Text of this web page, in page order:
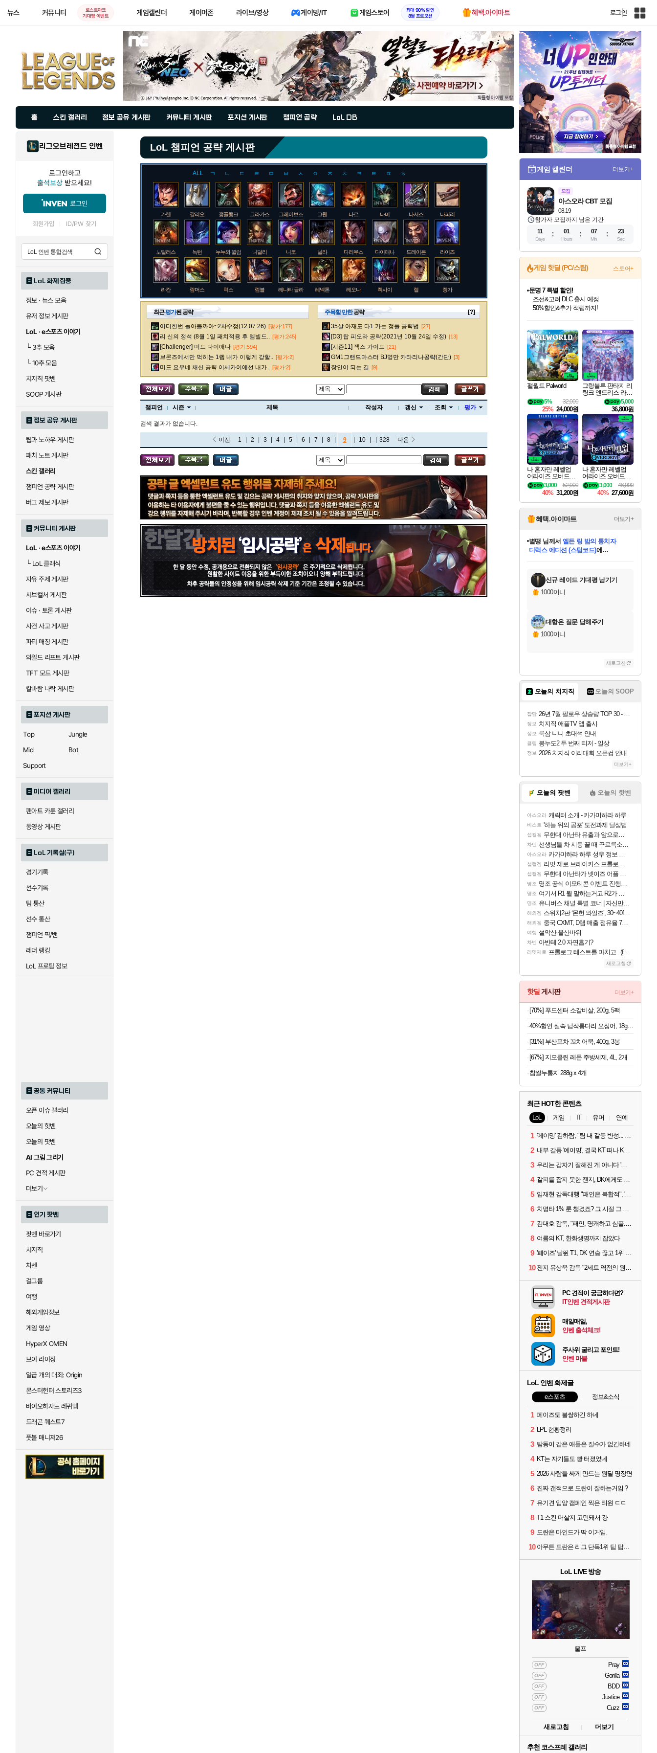
뉴스 커뮤니티
로스트아크
기대평 이벤트
게임캘린더 게이머존 라이브/영상 게이밍/IT 게임스토어
최대 90% 할인
8월 프로모션
혜택.아이마트 로그인
인
전
사
이
트
홈 스킨 갤러리 정보 공유 게시판 커뮤니티 게시판 포지션 게시판 챔피언 공략 LoL DB
리그오브레전드 인벤
로그인하고
출석보상 받으세요!
로그인
회원가입 ID/PW 찾기
LoL 화제 집중
정보 · 뉴스 모음
유저 정보 게시판
LoL · e스포츠 이야기
└3추 모음
└10추 모음
치지직 팟벤
SOOP 게시판
정보 공유 게시판
팁과 노하우 게시판
패치 노트 게시판
스킨 갤러리
챔피언 공략 게시판
버그 제보 게시판
커뮤니티 게시판
LoL · e스포츠 이야기
└LoL 클래식
자유 주제 게시판
서브컬처 게시판
이슈 · 토론 게시판
사건 사고 게시판
파티 매칭 게시판
와일드 리프트 게시판
TFT 모드 게시판
칼바람 나락 게시판
포지션 게시판
Top
Jungle
Mid
Bot
Support
미디어 갤러리
팬아트 카툰 갤러리
동영상 게시판
LoL 기록실(구)
경기기록
선수기록
팀 통산
선수 통산
챔피언 픽/밴
레더 랭킹
LoL 프로팀 정보
공통 커뮤니티
오픈 이슈 갤러리
오늘의 핫벤
오늘의 팟벤
AI 그림 그리기
PC 견적 게시판
더보기
인기 팟벤
팟벤 바로가기
치지직
차벤
걸그룹
여행
해외게임정보
게임 영상
HyperX OMEN
브이 라이징
일곱 개의 대죄: Origin
몬스터헌터 스토리즈3
바이오하자드 레퀴엠
드래곤 퀘스트7
풋볼 매니저26
LoL 챔피언 공략 게시판
ALL ㄱ ㄴ ㄷ ㄹ ㅁ ㅂ ㅅ ㅇ ㅈ ㅊ ㅋ ㅌ ㅍ ㅎ
가렌 갈리오 갱플랭크 그라가스 그레이브즈 그웬 나르 나미 나서스 나피리
노틸러스 녹턴 누누와 윌럼프 니달리 니코 닐라 다리우스 다이애나 드레이븐 라이즈
라칸 람머스 럭스 럼블 레나타 글라스크 레넥톤 레오나 렉사이 렐 렝가
로크 루시안 룰루 르블랑 리 신 리븐 리산드라 릴리아 마스터 이
말자하 말파이트 멜 모데카이저 모르가나 문도 박사 미스 포츈
바이 베이가 베인 벡스 벨베스 벨코즈 볼리베어 브라움 브라이어 브랜드
블리츠크랭크 비에고 빅토르 뽀삐 사미라 사이온 사일러스 샤코
세라핀 세주아니 세트 소나 소라카 쉔 쉬바나 스몰더 스웨인 스카너
시비르 신 짜오 신드라 신지드 쓰레쉬 아리 아무무 아우렐리온 솔 아이번 아지르
아칼리 아크샨 아트록스 아펠리오스 알리스타 암베사 애니 애니비아 애쉬 야스오
에코 엘리스 오공 오로라 오른 오리아나 올라프 요네 요릭 우디르
최근평가된 공략
어디한번 놀아볼까아~2차수정(12.07.26) [평가:177]
리 신의 정석 (8월 1일 패치적용 후 템빌드.. [평가:245]
[Challenger] 미드 다이애나 [평가:594]
브론즈에서만 먹히는 1렙 내가 이렇게 강할.. [평가:2]
미드 요우네 채신 공략 이세카이에선 내가.. [평가:2]
주목할 만한공략 [?]
35살 아재도 다1 가는 갱플 공략법 [27]
[D3] 탑 피오라 공략(2021년 10월 24일 수정) [13]
[시즌11] 잭스 가이드 [21]
GM1그랜드마스터 BJ영만 카타리나공략(간단) [3]
장인이 되는 길 [9]
챔피언 시즌 제목 작성자 갱신 조회 평가
검색 결과가 없습니다.
이전 1 2 3 4 5 6 7 8 9 10 ... 328 다음
게임 캘린더 더보기+
모집
08.19
아스오라 CBT 모집
참가자 모집까지 남은 기간
11
Days
01
Hours
07
Min
22
Sec
게임 핫딜 (PC/스팀) 스토어+
최대 90% 할인가를 만나보세요!
네이버혜택과 함께 만나보세요!
문명 7 특별 할인!
조선&고려 DLC 출시 예정
50%할인&추가 적립까지!
마블 투혼 파이팅 소울즈 정식출시!
마블 히어로 총 출동&화려한 격투!
네이버 포인트 혜택까지!
이니&베니 혜택까지!
네이버 혜택가와 함께 예약하세요!
할인&네이버혜택으로 만나보세요!
네이버페이 혜택과 만나보세요!
40주년 프로모션으로 만나보세요!
할인가에 만나보세요!
일부 에디션 상시 할인!
혜택으로 예약 판매 중
편안하게 충전하세요
팰월드 Palworld
32,000
5%
25% 24,000원
그랑블루 판타지 리
링크 엔드리스 라그
나로크 업그레이드
킷 Granblue Fantasy
Relink Endless Ragn
arok Upgrade Kit DL
C
5,000
36,800원
나 혼자만 레벨업
어라이즈 오버드라
이브 디럭스 에디션
Solo Leveling Arise
Overdrive Deluxe Edi
tion
52,000
3,000
40% 31,200원
나 혼자만 레벨업
어라이즈 오버드라
이브 Solo Leveling A
rise
46,000
3,000
40% 27,600원
혜택.아이마트 더보기+
교환.
당첨되셨습니다.
니코 님께서 (본편포함) 데이브 더
다이버 인 더 정글 번들 (스팀코드)
당첨되셨습니다.
당첨되셨습니다.
당첨되셨습니다.
당첨되셨습니다.
당첨되셨습니다.
에디션 (스팀코드)를 교환.
당첨되셨습니다.
신규 레이드 기대평 남기기
1000이니
대항온 질문 답해주기
1000이니
새로고침
오늘의 치지직 오늘의 SOOP
잡담 26년 7월 팔로우 상승량 TOP 30 - 월간 치지직
정보 치지직 애플TV 앱 출시
정보 룩삼 니니 초대석 안내
클립 봉누도2 두 번째 티저 - 일상
정보 2026 치지직 이리대회 오픈컵 안내
더보기+
오늘의 팟벤 오늘의 핫벤
아스오라 캐릭터 소개 - 카가미하라 하루
비스트 '하늘 위의 공포' 도전과제 달성법
섭컬겜 무한대 아난타 유출과 앞으로의 예상 (루머)
차벤 선생님들 차 시동 끌 때 꾸르륵소리나는데
아스오라 카가미하라 하루 성우 정보 및 주요 필모
섭컬겜 리밋 제로 브레이커스 프롤로그 테스트 후기 영상 업로드
섭컬겜 무한대 아난타가 넷이즈 어플 달력에 일정 등록
명조 명조 공식 이모티콘 이벤트 진행해봤습니다! 참여부터 추첨까지????
명조 여기서 R1 뭘 말하는거고 R2가 뭘말하는걸까요?
명조 유니버스 채널 특별 코너 | 자신만의 스타일
해외겜 스위치2판 ‘몬헌 와일즈’, 30~40fps 목표 추정
해외겜 중국 CXMT, D램 매출 점유율 7%…글로벌 4위로 부상
여행 설악산 울산바위
차벤 아반테 2.0 자연흡기?
리밋제로 프롤로그 테스트를 마치고.. (feat. 리아)
새로고침
핫딜 게시판 더보기+
[70%] 푸드센터 소갈비살, 200g, 5팩
40%할인 실속 납작롱다리 오징어, 18g, 10개
[31%] 부산포차 꼬치어묵, 400g, 3봉
[67%] 지오클린 레몬 주방세제, 4L, 2개
찹쌀누룽지 288g x 4개
최근 HOT한 콘텐츠
LoL 게임 IT 유머 연예
1 '에이밍' 김하람, "팀 내 갈등 반성... 끝까지 뛰고 싶었다"
2 내부 갈등 '에이밍', 결국 KT 떠나 KRX로...'지우'와 트레이드
3 우리는 갑자기 잘해진 게 아니다 '씨맥' 김대호 감독의 자신감
4 갈피를 잡지 못한 젠지, DK에게도 0:2 패배
5 임재현 감독대행 "패인은 복합적", '도란' "팀에 과부하 왔다"
6 치명타 1% 룬 챙겼죠? 그 시절 그 감성 '롤 클래식' 30일 출시
7 김대호 감독, "패인, 명쾌하고 심플...다시 힘낼 수 있어"
8 여름의 KT, 한화생명까지 잡았다
9 '페이즈' 날뛴 T1, DK 연승 끊고 1위 지켜
10 젠지 유상욱 감독 "2세트 역전의 원인...너무 급했다"
PC 견적이 궁금하다면?
IT인벤 견적게시판
매일매일,
인벤 출석체크!
주사위 굴리고 포인트!
인벤 마블
LoL 인벤 화제글
e스포츠 정보&소식
1 페이즈도 불쌍하긴 하네
2 LPL 현황정리
3 탐동이 같은 애들은 질수가 없긴하네
4 KT는 자기들도 빵 터졌었네
5 2026 사람들 싸게 만드는 원딜 명장면
6 진짜 갠적으로 도란이 잘하는거임 ?
7 유기견 입양 캠페인 찍은 티원 ㄷㄷ
8 T1 스킨 머살지 고민돼서 걍
9 도란은 마인드가 딱 이거임.
10 아무튼 도란은 리그 단독1위 팀 탑솔러라는거임
LoL LIVE 방송
울프
OFF Pray
OFF Gorilla
OFF BDD
OFF Justice
OFF Cuzz
새로고침 더보기
추천 코스프레 갤러리